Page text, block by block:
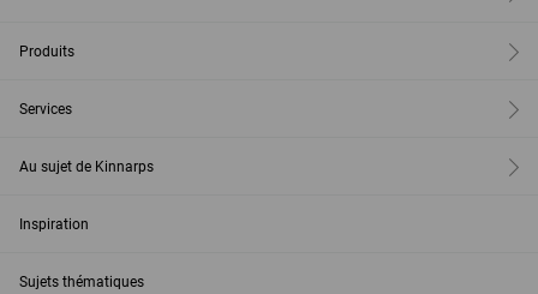
Produits
Services
Au sujet de Kinnarps
Inspiration
Sujets thématiques